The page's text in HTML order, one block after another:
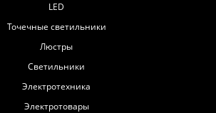
LED
Точечные светильники
Люстры
Светильники
Электротехника
Электротовары